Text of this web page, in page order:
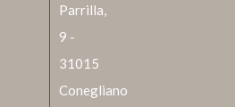
Parrilla,
9 -
31015
Conegliano